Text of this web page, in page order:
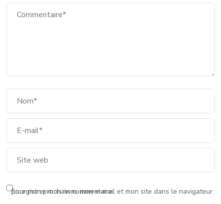
Enregistrer mon nom, mon e-mail et mon site dans le navigateur pour mon prochain commentaire.